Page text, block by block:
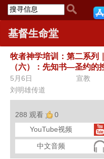
基督生命堂
牧者神学培训：第二系列
（六）：先知书—圣约的
5月6日
宣教
刘明雄传道
288 观看
0
YouTube视频
中文音频